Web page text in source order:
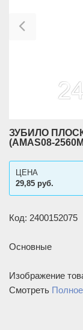
ЗУБИЛО
(AMAS08-
29,85 руб.
ЦЕНА
Код: 2400152075
Основные
Изображение
Смотреть